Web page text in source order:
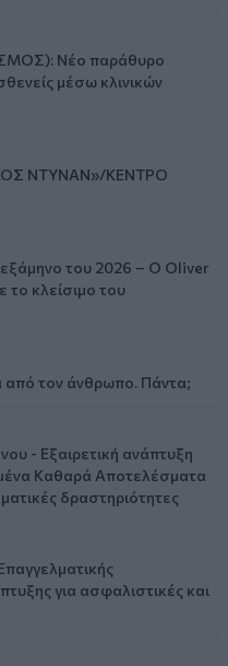
Νέο παράθυρο
μέσω κλινικών
ΝΤΥΝΑΝ»/ΚΕΝΤΡΟ
εξάμηνο του 2026 – Ο Oliver
το κλείσιμο του
από τον άνθρωπο. Πάντα;
- Εξαιρετική ανάπτυξη
Καθαρά Αποτελέσματα
δραστηριότητες
για ασφαλιστικές και